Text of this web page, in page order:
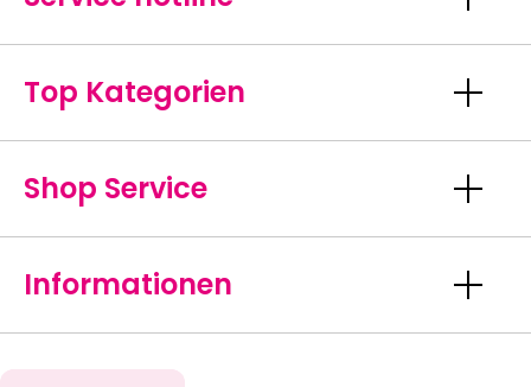
Top Kategorien
Shop Service
Informationen